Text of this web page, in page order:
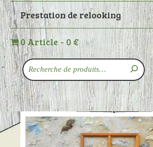
Prestation de relooking
0 Article 0 €
Recherche